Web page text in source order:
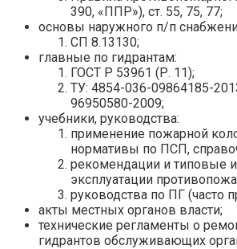
390, «ППР»), ст. 55, 75, 77;
основы наружного п/п
СП 8.13130;
главные по гидрантам:
ГОСТ Р 53961 (Р. 11);
ТУ: 4854-036-09864185-
96950580-2009;
учебники, руководства:
применение пожарной
нормативы по ПСП,
рекомендации и типовые
эксплуатации
руководства по ПГ (часто
акты местных органов власти;
технические регламенты о
гидрантов обслуживающих